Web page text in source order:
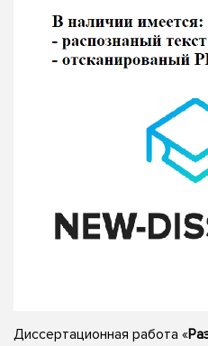
Диссертационная работа «